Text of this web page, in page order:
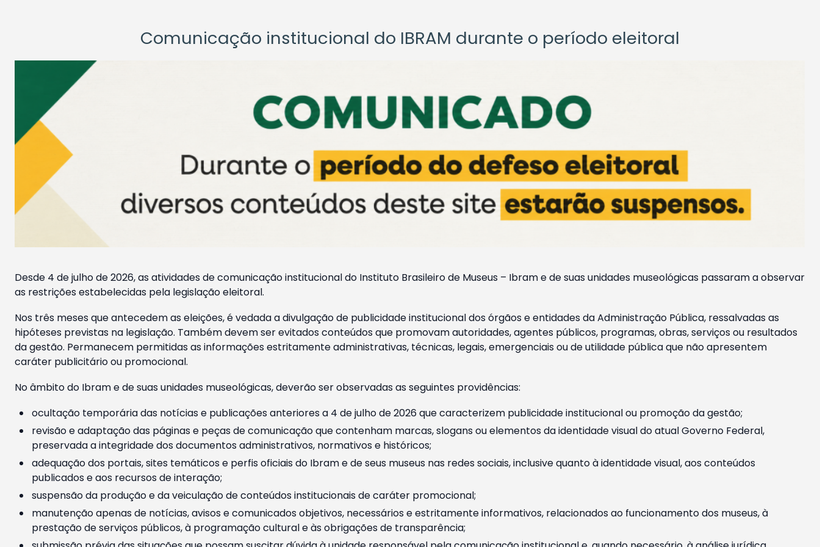
Comunicação institucional do IBRAM durante o período eleitoral
Desde 4 de julho de 2026, as atividades de comunicação institucional do Instituto Brasileiro de Museus – Ibram e de suas unidades museológicas passaram a observar
as restrições estabelecidas pela legislação eleitoral.
Nos três meses que antecedem as eleições, é vedada a divulgação de publicidade institucional dos órgãos e entidades da Administração Pública, ressalvadas as
hipóteses previstas na legislação. Também devem ser evitados conteúdos que promovam autoridades, agentes públicos, programas, obras, serviços ou resultados
da gestão. Permanecem permitidas as informações estritamente administrativas, técnicas, legais, emergenciais ou de utilidade pública que não apresentem
caráter publicitário ou promocional.
No âmbito do Ibram e de suas unidades museológicas, deverão ser observadas as seguintes providências:
ocultação temporária das notícias e publicações anteriores a 4 de julho de 2026 que caracterizem publicidade institucional ou promoção da gestão;
revisão e adaptação das páginas e peças de comunicação que contenham marcas, slogans ou elementos da identidade visual do atual Governo Federal,
preservada a integridade dos documentos administrativos, normativos e históricos;
adequação dos portais, sites temáticos e perfis oficiais do Ibram e de seus museus nas redes sociais, inclusive quanto à identidade visual, aos conteúdos
publicados e aos recursos de interação;
suspensão da produção e da veiculação de conteúdos institucionais de caráter promocional;
manutenção apenas de notícias, avisos e comunicados objetivos, necessários e estritamente informativos, relacionados ao funcionamento dos museus, à
prestação de serviços públicos, à programação cultural e às obrigações de transparência;